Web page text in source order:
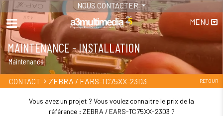
NOUS CONTACTER
MENU
MAINTENANCE - INSTALLATION
Maintenance
CONTACT ZEBRA / EARS-TC75XX-23D3 RETOUR
Vous avez un projet ? Vous voulez connaitre le prix de la
référence : ZEBRA / EARS-TC75XX-23D3 ?